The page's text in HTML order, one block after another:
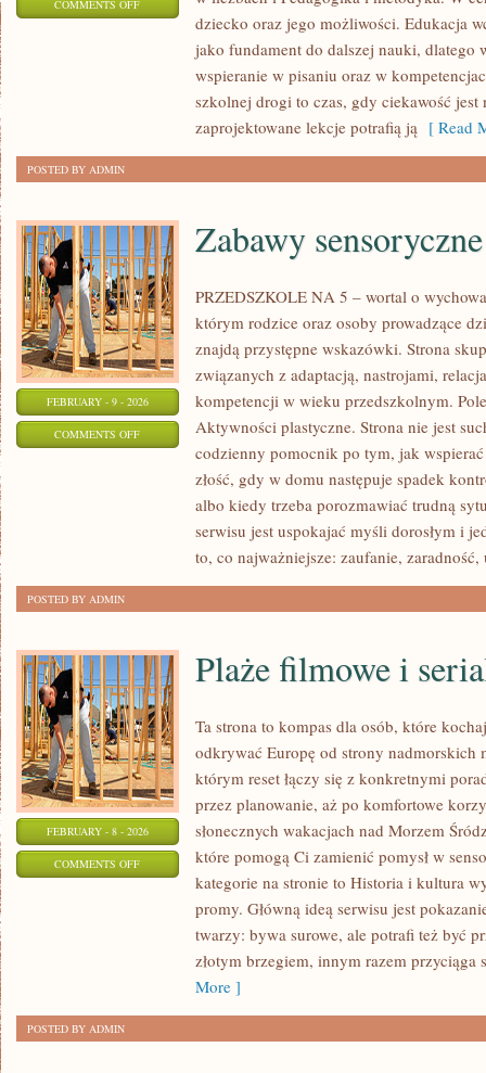
COMMENTS OFFON
dziecko oraz jego możliwości. Edukacja
jako fundament do dalszej nauki, dlatego
wspieranie w pisaniu oraz w
szkolnej drogi to czas, gdy ciekawość jest
zaprojektowane lekcje potrafią ją [ Read
POSTED BY ADMIN
FEBRUARY - 9 - 2026
COMMENTS OFFON
SENSORYCZNE
Zabawy sensoryczne
PRZEDSZKOLE NA 5 – wortal o
którym rodzice oraz osoby prowadzące
znajdą przystępne wskazówki. Strona
związanych z adaptacją, nastrojami,
kompetencji w wieku przedszkolnym.
Aktywności plastyczne. Strona nie jest
codzienny pomocnik po tym, jak
złość, gdy w domu następuje spadek
albo kiedy trzeba porozmawiać trudną
serwisu jest uspokajać myśli dorosłym i
to, co najważniejsze: zaufanie,
POSTED BY ADMIN
FEBRUARY - 8 - 2026
COMMENTS OFFON
SERIALOWE
Plaże filmowe i
Ta strona to kompas dla osób, które
odkrywać Europę od strony nadmorskich
którym reset łączy się z konkretnymi
przez planowanie, aż po komfortowe
słonecznych wakacjach nad Morzem
które pomogą Ci zamienić pomysł w
kategorie na stronie to Historia i kultura
promy. Główną ideą serwisu jest
twarzy: bywa surowe, ale potrafi też być
złotym brzegiem, innym razem przyciąga
More ]
POSTED BY ADMIN